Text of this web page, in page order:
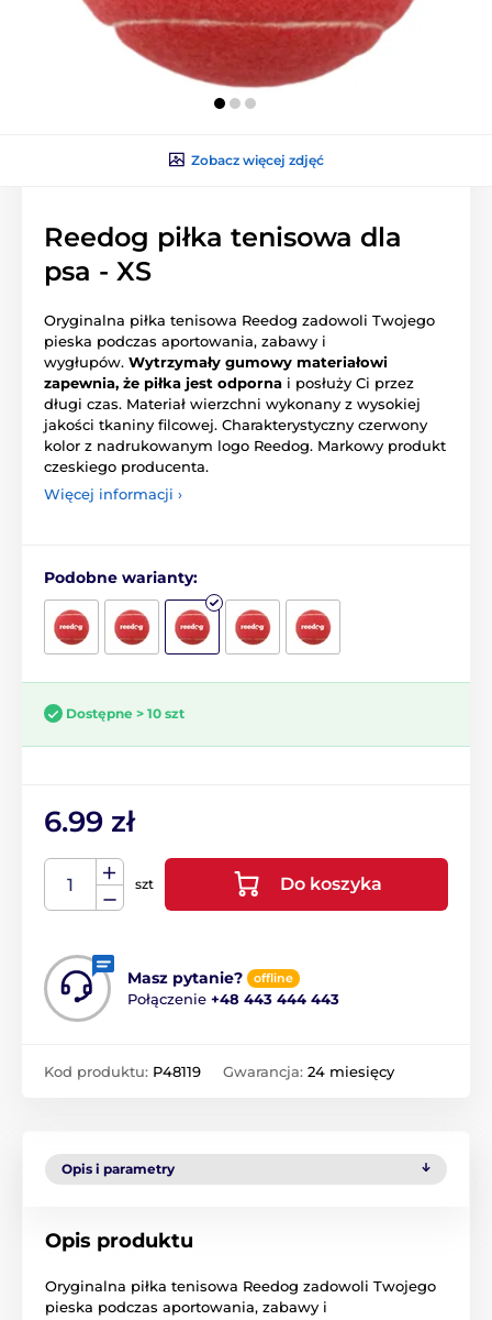
Zobacz więcej zdjęć
Reedog piłka tenisowa dla
psa - XS
Oryginalna piłka tenisowa Reedog zadowoli Twojego
pieska podczas aportowania, zabawy i
wygłupów. Wytrzymały gumowy materiałowi
zapewnia, że piłka jest odporna i posłuży Ci przez
długi czas. Materiał wierzchni wykonany z wysokiej
jakości tkaniny filcowej. Charakterystyczny czerwony
kolor z nadrukowanym logo Reedog. Markowy produkt
czeskiego producenta.
Więcej informacji ›
Podobne warianty:
Dostępne > 10 szt
6.99 zł
szt Do koszyka
Masz pytanie? offline
Połączenie +48 443 444 443
Kod produktu: P48119 Gwarancja: 24 miesięcy
Opis i parametry
Opis produktu
Oryginalna piłka tenisowa Reedog zadowoli Twojego
pieska podczas aportowania, zabawy i